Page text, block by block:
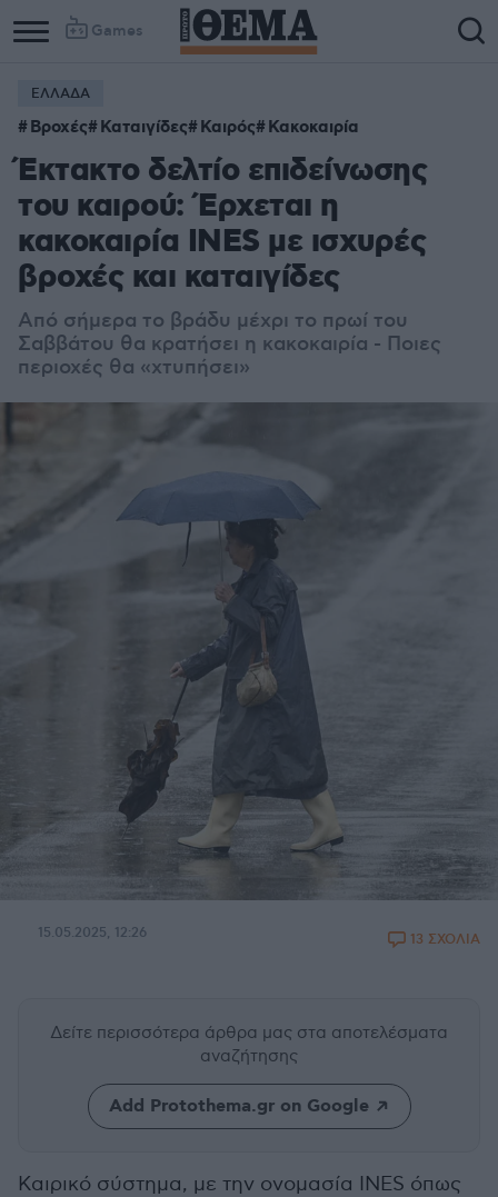
Games
ΕΛΛΑΔΑ
Βροχές Καταιγίδες Καιρός Κακοκαιρία
Έκτακτο δελτίο επιδείνωσης
του καιρού: Έρχεται η
κακοκαιρία INES με ισχυρές
βροχές και καταιγίδες
Από σήμερα το βράδυ μέχρι το πρωί του
Σαββάτου θα κρατήσει η κακοκαιρία - Ποιες
περιοχές θα «χτυπήσει»
15.05.2025, 12:26 13 ΣΧΟΛΙΑ
Δείτε περισσότερα άρθρα μας στα αποτελέσματα
αναζήτησης
Add Protothema.gr on Google
Καιρικό σύστημα, με την ονομασία INES όπως